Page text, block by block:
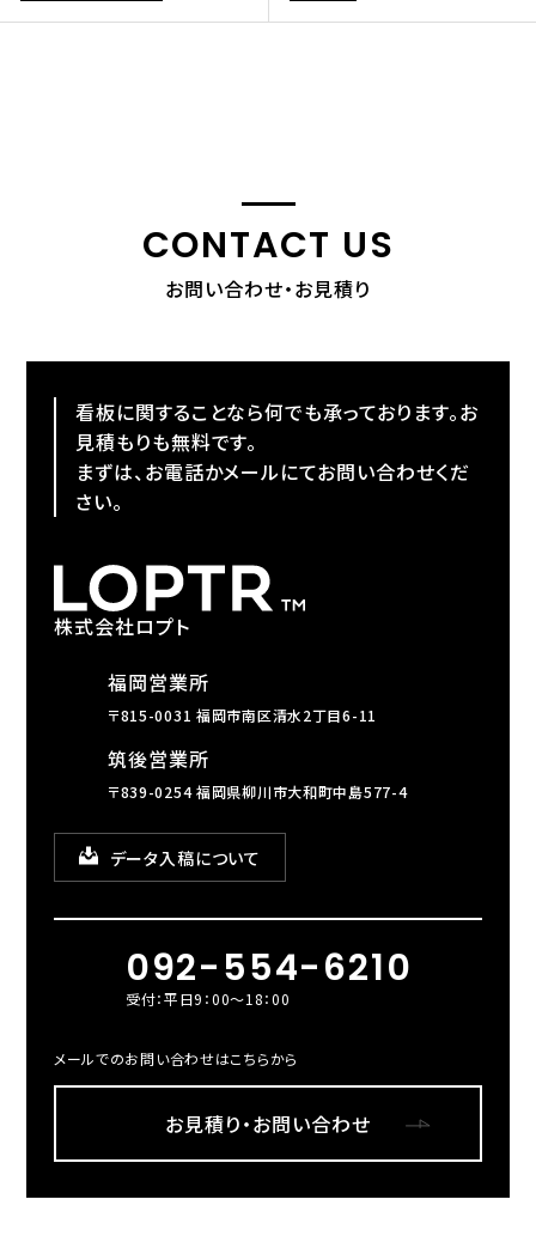
CONTACT US
お問い合わせ・お見積り
看板に関することなら何でも承っております。お
見積もりも無料です。
まずは、お電話かメールにてお問い合わせくだ
さい。
株式会社ロプト
福岡営業所
〒815-0031 福岡市南区清水2丁目6-11
筑後営業所
〒839-0254 福岡県柳川市大和町中島577-4
データ入稿について
092-554-6210
受付：平日9：00～18：00
メールでのお問い合わせはこちらから
お見積り・お問い合わせ